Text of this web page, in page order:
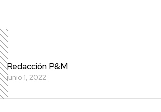
Redacción P&M
junio 1, 2022